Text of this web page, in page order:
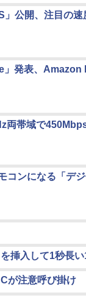
公開、注目の速
発表、Amazon
両帯域で
コンになる「デ
挿入して1秒長い
が注意呼び掛け